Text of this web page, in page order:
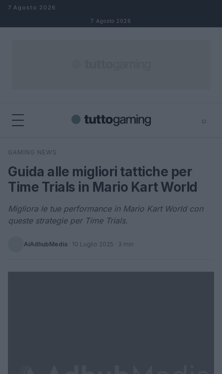
Salta al contenuto
7 Agosto 2026
7 Agosto 2026
⌕
Cerca
GAMING NEWS
Guida alle migliori tattiche per
Time Trials in Mario Kart World
Migliora le tue performance in Mario Kart World con
queste strategie per Time Trials.
AiAdhubMedia · 10 Luglio 2025 · 3 min